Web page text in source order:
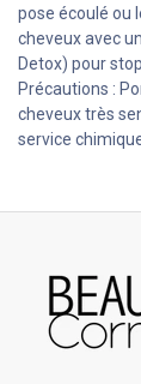
pose écoulé ou
cheveux avec
Detox) pour
Précautions :
cheveux très
service